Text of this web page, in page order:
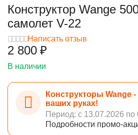
Конструктор Wange
самолет V-22
Написать отзыв
2 800 ₽
В наличии
Конструкторы Wange -
ваших руках!
Период: с 13.07.2026 по
Подробности промо-